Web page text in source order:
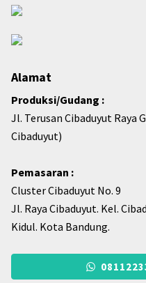
Alamat
Produksi/Gudang :
Jl. Terusan Cibaduyut Raya
Cibaduyut)
Pemasaran :
Cluster Cibaduyut No. 9
Jl. Raya Cibaduyut. Kel.
Kidul. Kota Bandung.